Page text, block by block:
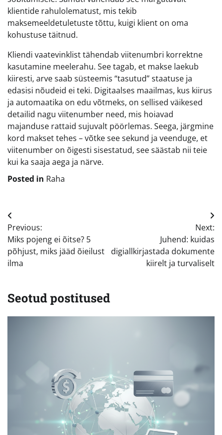
klientide rahulolematust, mis tekib
maksemeeldetuletuste tõttu, kuigi klient on oma
kohustuse täitnud.
Kliendi vaatevinklist tähendab viitenumbri korrektne
kasutamine meelerahu. See tagab, et makse laekub
kiiresti, arve saab süsteemis “tasutud” staatuse ja
edasisi nõudeid ei teki. Digitaalses maailmas, kus kiirus
ja automaatika on edu võtmeks, on sellised väikesed
detailid nagu viitenumber need, mis hoiavad
majanduse rattaid sujuvalt pöörlemas. Seega, järgmine
kord makset tehes – võtke see sekund ja veenduge, et
viitenumber on õigesti sisestatud, see säästab nii teie
kui ka saaja aega ja närve.
Posted in Raha
Navigeerimine
Previous:
Miks pojeng ei õitse? 5
põhjust, miks jääd õieilust
ilma
Next:
Juhend: kuidas
digiallkirjastada dokumente
kiirelt ja turvaliselt
Seotud postitused